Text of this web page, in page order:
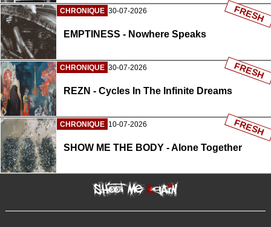
CHRONIQUE 30-07-2026
EMPTINESS - Nowhere Speaks
FRESH
CHRONIQUE 30-07-2026
REZN - Cycles In The Infinite Dreams
FRESH
CHRONIQUE 10-07-2026
SHOW ME THE BODY - Alone Together
FRESH